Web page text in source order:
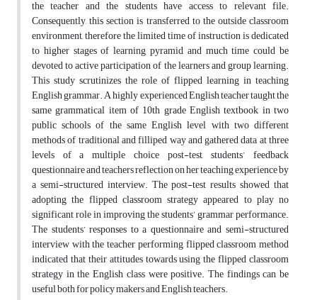
the teacher and the students have access to relevant file.
Consequently, this section is transferred to the outside classroom
environment, therefore the limited time of instruction is dedicated
to higher stages of learning pyramid and much time could be
devoted to active participation of the learners and group learning.
This study scrutinizes the role of flipped learning in teaching
English grammar. A highly experienced English teacher taught the
same grammatical item of 10th grade English textbook in two
public schools of the same English level with two different
methods of traditional and filliped way and gathered data at three
levels of a multiple choice post-test, students’ feedback
questionnaire and teachers reflection on her teaching experience by
a semi-structured interview. The post-test results showed that
adopting the flipped classroom strategy appeared to play no
significant role in improving the students’ grammar performance.
The students’ responses to a questionnaire and semi-structured
interview with the teacher performing flipped classroom method
indicated that their attitudes towards using the flipped classroom
strategy in the English class were positive. The findings can be
useful both for policy makers and English teachers.